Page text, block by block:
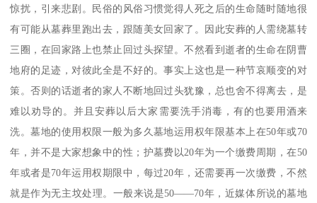
惊扰，引来悲剧。民俗的风俗习惯觉得人死之后的生命随时随地很
有可能从墓葬里跑出去，跟随美女回家了。因此安葬的人需绕墓转
三圈，在回家路上也禁止回过头探望。不然看到逝者的生命在阴曹
地府的足迹，对彼此全是不好的。事实上这也是一种节哀顺变的对
策。否则的话逝者的家人不断地回过头犹豫，总也舍不得离去，是
难以劝导的。并且安葬以后大家需要洗手消毒，有的也要用酒来
洗。墓地的使用权限一般为多久墓地运用权年限基本上在50年或70
年，并不是大家想象中的性；护墓费以20年为一个缴费周期，在50
年或者是70年运用权期限中，每过20年，还需要再一次缴费，不然
就是作为无主坟处理。一般来说是50——70年，近媒体所说的墓地